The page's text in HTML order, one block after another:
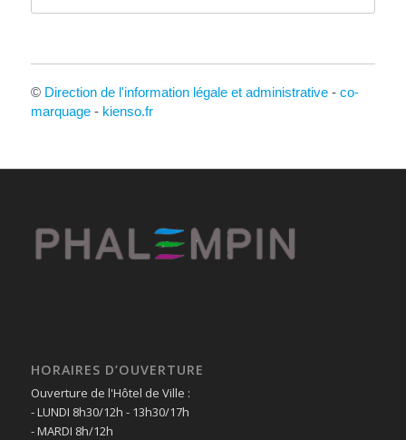
© Direction de l'information légale et administrative- co-
marquage- kienso.fr
HORAIRES D’OUVERTURE
Ouverture de l'Hôtel de Ville :
- LUNDI 8h30/12h - 13h30/17h
- MARDI 8h/12h